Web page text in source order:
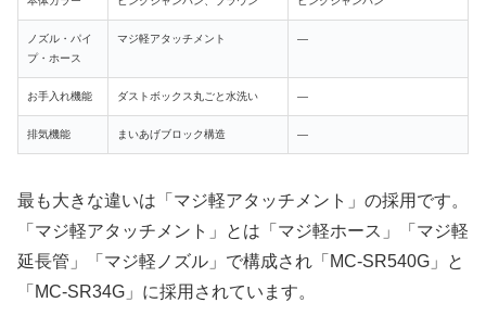
ノズル・パイ
プ・ホース
マジ軽アタッチメント ―
お手入れ機能 ダストボックス丸ごと水洗い ―
排気機能 まいあげブロック構造 ―
最も大きな違いは「マジ軽アタッチメント」の採用です。
「マジ軽アタッチメント」とは「マジ軽ホース」「マジ軽
延長管」「マジ軽ノズル」で構成され「MC-SR540G」と
「MC-SR34G」に採用されています。